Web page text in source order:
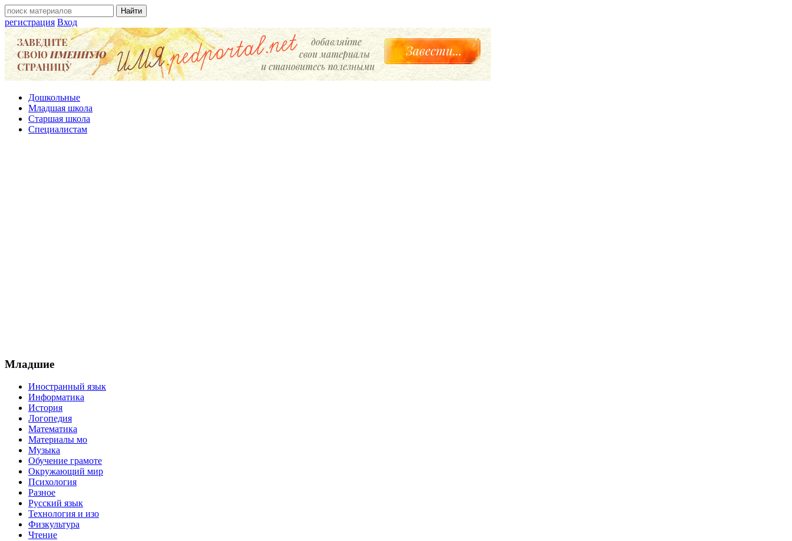
регистрация Вход
Дошкольные
Младшая школа
Старшая школа
Специалистам
Младшие
Иностранный язык
Информатика
История
Логопедия
Математика
Материалы мо
Музыка
Обучение грамоте
Окружающий мир
Психология
Разное
Русский язык
Технология и изо
Физкультура
Чтение